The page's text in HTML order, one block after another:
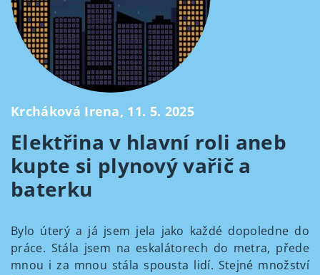
Krcháková Irena, 11. 5. 2025
Elektřina v hlavní roli aneb
kupte si plynový vařič a
baterku
Bylo úterý a já jsem jela jako každé dopoledne do
práce. Stála jsem na eskalátorech do metra, přede
mnou i za mnou stála spousta lidí. Stejné množství